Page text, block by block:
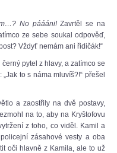
No páááni!Zavrtěl se na
ze sebe soukal odpověď,
Vždyť nemám ani řidičák!“
pytel z hlavy, a zatímco se
to s náma mluvíš?!“ přešel
a zaostřily na dvě postavy,
na to, aby na Kryštofovu
z toho, co viděl. Kamil a
zásahové vesty a oba
oči hlavně z Kamila, ale to už